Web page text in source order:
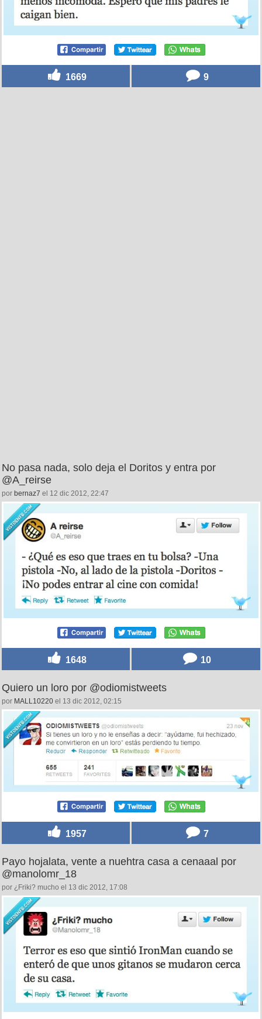
1669 9
No pasa nada, solo deja el Doritos y entra por
@A_reirse
por bernaz7 el 12 dic 2012, 22:47
1648 10
Quiero un loro por @odiomistweets
por MALL10220 el 13 dic 2012, 02:15
1957 7
Payo hojalata, vente a nuehtra casa a cenaaal por
@manolomr_18
por ¿Friki? mucho el 13 dic 2012, 17:08